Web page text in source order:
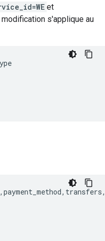
et
modification s'applique au
, payment_method, transfers